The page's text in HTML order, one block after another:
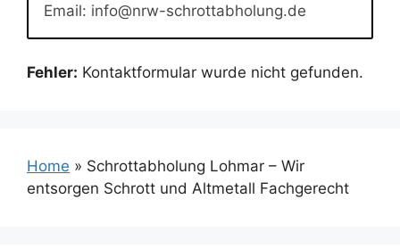
Email: info@nrw-schrottabholung.de
Fehler: Kontaktformular wurde nicht gefunden.
Home » Schrottabholung Lohmar – Wir
entsorgen Schrott und Altmetall Fachgerecht